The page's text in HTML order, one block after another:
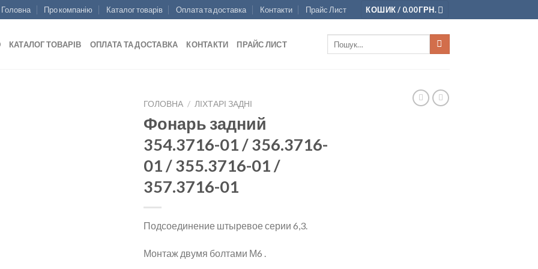
Головна Про компанію Каталог товарів Оплата та доставка Контакти Прайс Лист КОШИК / 0.00ГРН.
КАТАЛОГ ТОВАРІВ ОПЛАТА ТА ДОСТАВКА КОНТАКТИ ПРАЙС ЛИСТ
ГОЛОВНА / ЛІХТАРІ ЗАДНІ
Фонарь задний
354.3716-01 / 356.3716-
01 / 355.3716-01 /
357.3716-01
Подсоединение штыревое серии 6,3.
Монтаж двумя болтами М6 .